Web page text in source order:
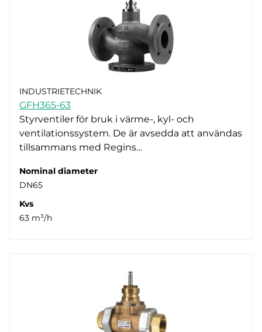
INDUSTRIETECHNIK
GFH365-63
Styrventiler för bruk i värme-, kyl- och
ventilationssystem. De är avsedda att användas
tillsammans med Regins…
Nominal diameter
DN65
Kvs
63 m³/h